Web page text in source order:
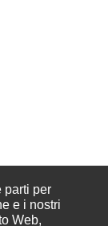
parti per
e i nostri
Web,